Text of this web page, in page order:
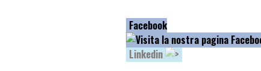
Facebook
Linkedin